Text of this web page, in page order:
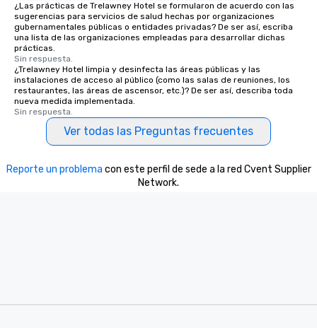
¿Las prácticas de Trelawney Hotel se formularon de acuerdo con las
sugerencias para servicios de salud hechas por organizaciones
gubernamentales públicas o entidades privadas? De ser así, escriba
una lista de las organizaciones empleadas para desarrollar dichas
prácticas.
Sin respuesta.
¿Trelawney Hotel limpia y desinfecta las áreas públicas y las
instalaciones de acceso al público (como las salas de reuniones, los
restaurantes, las áreas de ascensor, etc.)? De ser así, describa toda
nueva medida implementada.
Sin respuesta.
Ver todas las Preguntas frecuentes
Reporte un problema con este perfil de sede a la red Cvent Supplier
Network.